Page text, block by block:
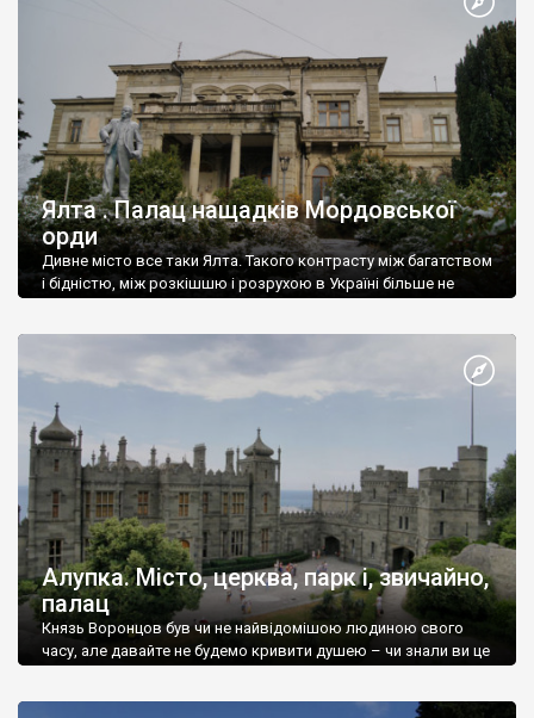
Ялта . Палац нащадків Мордовської
орди
Дивне місто все таки Ялта. Такого контрасту між багатством
і бідністю, між розкішшю і розрухою в Україні більше не
Алупка. Місто, церква, парк і, звичайно,
палац
Князь Воронцов був чи не найвідомішою людиною свого
часу, але давайте не будемо кривити душею – чи знали ви це